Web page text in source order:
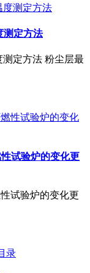
测定方法
测定方法 粉尘层最
试验炉的变化更
试验炉的变化更